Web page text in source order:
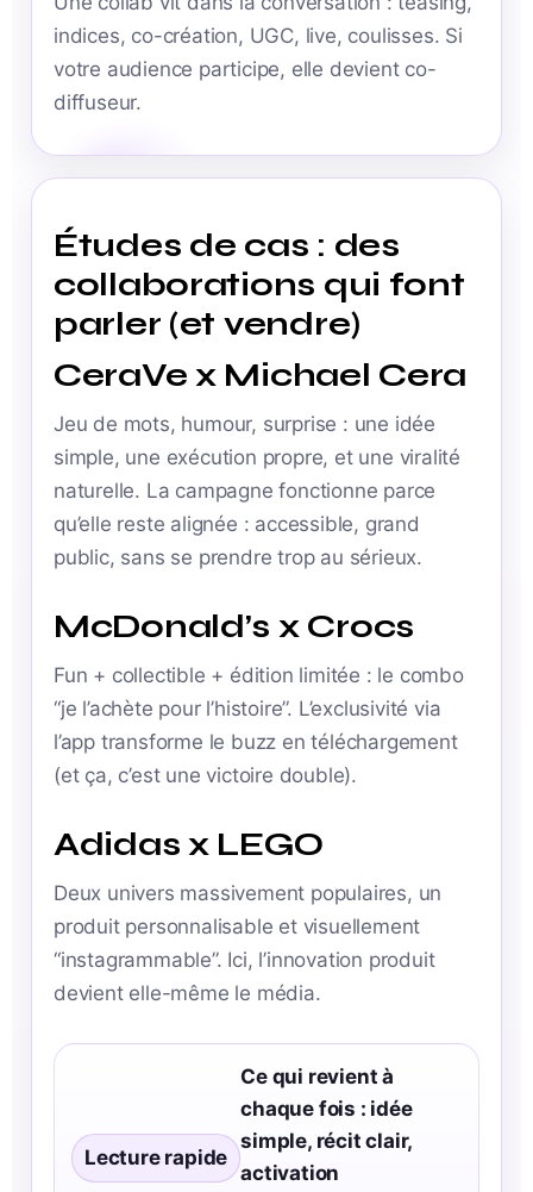
indices, co-création, UGC, live, coulisses. Si
votre audience participe, elle devient co-
diffuseur.
Études de cas : des
collaborations qui font
parler (et vendre)
CeraVe x Michael Cera
Jeu de mots, humour, surprise : une idée
simple, une exécution propre, et une viralité
naturelle. La campagne fonctionne parce
qu’elle reste alignée : accessible, grand
public, sans se prendre trop au sérieux.
McDonald’s x Crocs
Fun + collectible + édition limitée : le combo
“je l’achète pour l’histoire”. L’exclusivité via
l’app transforme le buzz en téléchargement
(et ça, c’est une victoire double).
Adidas x LEGO
Deux univers massivement populaires, un
produit personnalisable et visuellement
“instagrammable”. Ici, l’innovation produit
devient elle-même le média.
Lecture rapide
Ce qui revient à
chaque fois : idée
simple, récit clair,
activation